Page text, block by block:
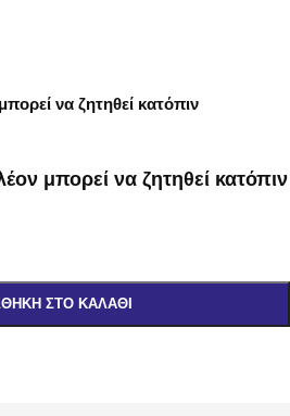
να ζητηθεί κατόπιν
μπορεί να ζητηθεί κατόπιν
ΣΤΟ ΚΑΛΆΘΙ